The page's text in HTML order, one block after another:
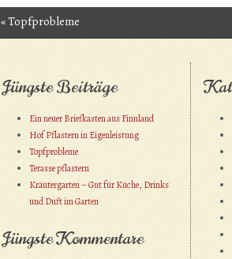
Post navigation
«Topfprobleme
Jüngste Beiträge
Ein neuer Briefkasten aus Finnland
Hof Pflastern in Eigenleistung
Topfprobleme
Terasse pflastern
Kräutergarten – Gut für Küche, Drinks
und Duft im Garten
Jüngste Kommentare